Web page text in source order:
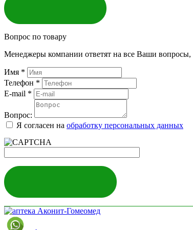
Вопрос по товару
Менеджеры компании ответят на все Ваши вопросы,
Имя *
Телефон *
E-mail *
Вопрос:
Я согласен на обработку персональных данных